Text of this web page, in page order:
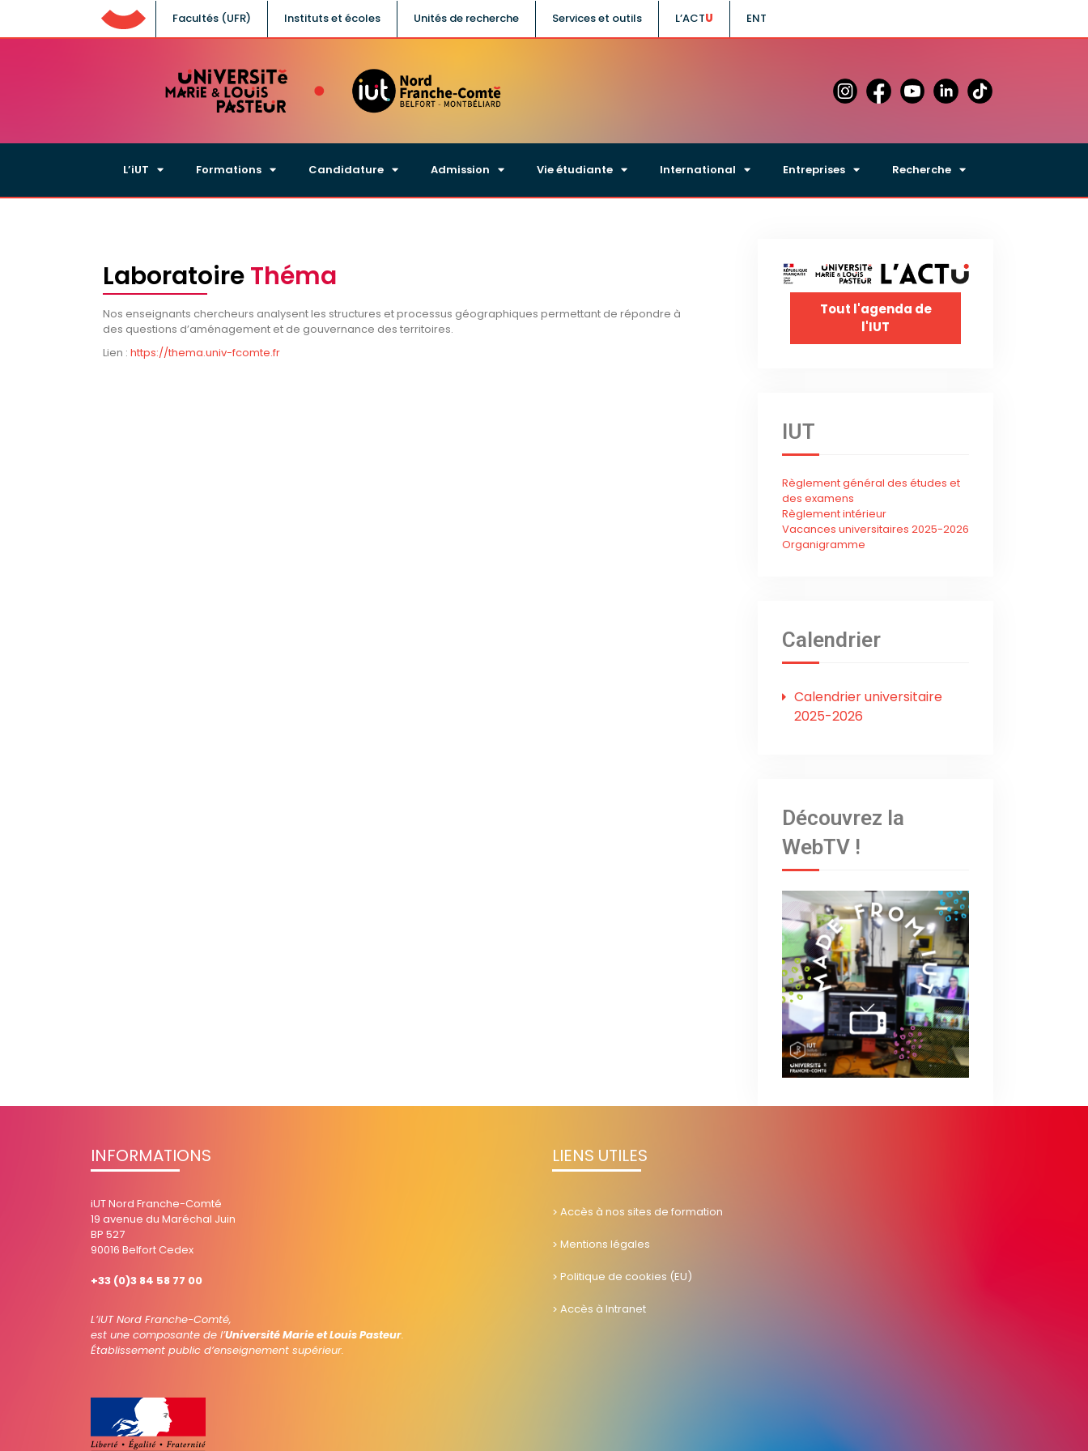
UFC
Facultés (UFR) Instituts et écoles Unités de recherche Services et outils L’ACT ENT
L’iUT Formations Candidature Admission Vie étudiante International Entreprises Recherche
LaboratoireThéma
Nos enseignants chercheurs analysent les structures et processus géographiques permettant de répondre à
des questions d’aménagement et de gouvernance des territoires.
Lien : https://thema.univ-fcomte.fr
Tout l'agenda de
l'IUT
IUT
Règlement général des études et
des examens
Règlement intérieur
Vacances universitaires 2025-2026
Organigramme
Calendrier
Calendrier universitaire
2025-2026
Découvrez la
WebTV !
INFORMATIONS
iUT Nord Franche-Comté
19 avenue du Maréchal Juin
BP 527
90016 Belfort Cedex
+33 (0)3 84 58 77 00
L’iUT Nord Franche-Comté,
est une composante de l’Université Marie et Louis Pasteur.
Établissement public d’enseignement supérieur.
LIENS UTILES
Accès à nos sites de formation
Mentions légales
Politique de cookies (EU)
Accès à Intranet